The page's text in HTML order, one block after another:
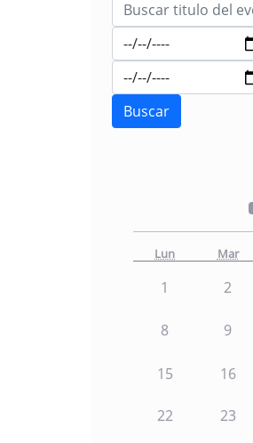
Lun Mar
1 2
8 9
15 16
22 23